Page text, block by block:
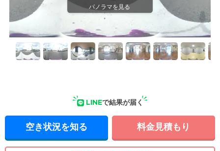
LINEで結果が届く
空き状況を知る 料金見積もり